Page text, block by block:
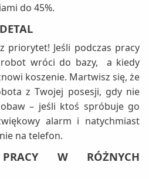
do 45%.
priorytet! Jeśli podczas pracy
robot wróci do bazy, a kiedy
koszenie. Martwisz się, że
z Twojej posesji, gdy nie
– jeśli ktoś spróbuje go
alarm i natychmiast
na telefon.
PRACY W RÓŻNYCH